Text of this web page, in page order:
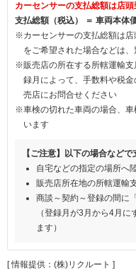
カーセンサーの支払総額は店
支払総額（税込） ＝ 車両本体
※カーセンサーの支払総額は
をご希望された場合などは
※販売店の所在する所轄運輸
録月によって、手数料や税
売店にお問合せください
※車検の切れた車両の場合、車
います
【ご注意】以下の場合など
自宅などの指定の場所へ
販売店所在地の所轄運輸
商談～契約～登録の間に
（登録月が3月から4月
ます）
[ 情報提供：(株)リクルート ]